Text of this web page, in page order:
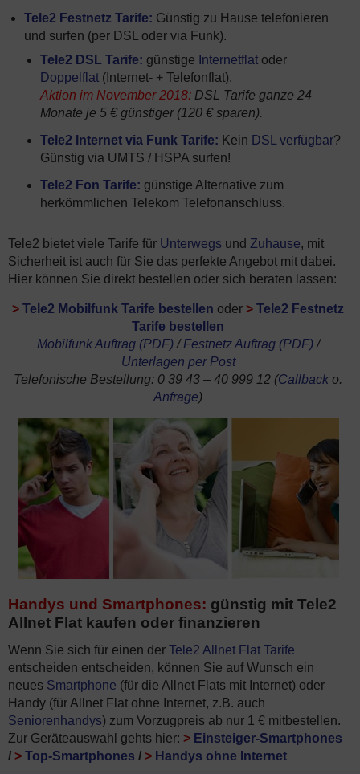
Tele2 Festnetz Tarife: Günstig zu Hause telefonieren
und surfen (per DSL oder via Funk).
Tele2 DSL Tarife: günstige Internetflat oder
Doppelflat (Internet- + Telefonflat).
Aktion im November 2018: DSL Tarife ganze 24
Monate je 5 € günstiger (120 € sparen).
Tele2 Internet via Funk Tarife: Kein DSL verfügbar?
Günstig via UMTS / HSPA surfen!
Tele2 Fon Tarife: günstige Alternative zum
herkömmlichen Telekom Telefonanschluss.
Tele2 bietet viele Tarife für Unterwegs und Zuhause, mit
Sicherheit ist auch für Sie das perfekte Angebot mit dabei.
Hier können Sie direkt bestellen oder sich beraten lassen:
> Tele2 Mobilfunk Tarife bestellen oder > Tele2 Festnetz
Tarife bestellen
Mobilfunk Auftrag (PDF) /Festnetz Auftrag (PDF) /
Unterlagen per Post
Telefonische Bestellung: 0 39 43 – 40 999 12 (Callback o.
Anfrage)
Handys und Smartphones: günstig mit Tele2
Allnet Flat kaufen oder finanzieren
Wenn Sie sich für einen der Tele2 Allnet Flat Tarife
entscheiden entscheiden, können Sie auf Wunsch ein
neues Smartphone (für die Allnet Flats mit Internet) oder
Handy (für Allnet Flat ohne Internet, z.B. auch
Seniorenhandys) zum Vorzugpreis ab nur 1 € mitbestellen.
Zur Geräteauswahl gehts hier: > Einsteiger-Smartphones
/ > Top-Smartphones / > Handys ohne Internet